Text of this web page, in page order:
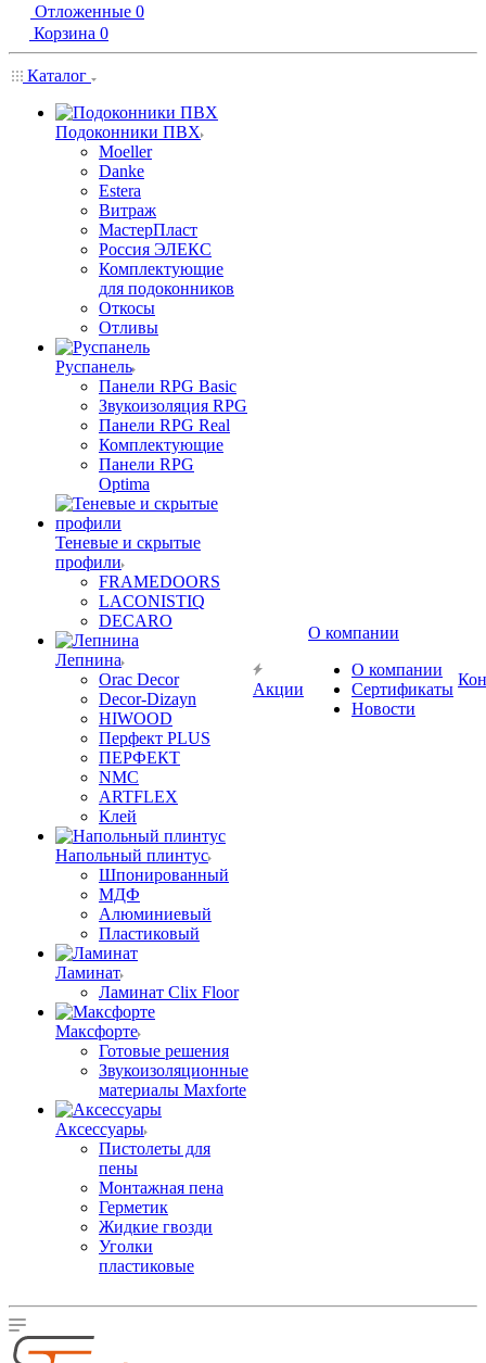
Отложенные 0
Корзина 0
Каталог
Подоконники ПВХ
Moeller
Danke
Estera
Витраж
МастерПласт
Россия ЭЛЕКС
Комплектующие
для подоконников
Откосы
Отливы
Руспанель
Панели RPG Basic
Звукоизоляция RPG
Панели RPG Real
Комплектующие
Панели RPG
Optima
Теневые и скрытые
профили
FRAMEDOORS
LACONISTIQ
DECARO
Лепнина
Orac Decor
Decor-Dizayn
HIWOOD
Перфект PLUS
ПЕРФЕКТ
NMC
ARTFLEX
Клей
Напольный плинтус
Шпонированный
МДФ
Алюминиевый
Пластиковый
Ламинат
Ламинат Clix Floor
Максфорте
Готовые решения
Звукоизоляционные
материалы Maxforte
Аксессуары
Пистолеты для
пены
Монтажная пена
Герметик
Жидкие гвозди
Уголки
пластиковые
Акции
О компании
О компании
Сертификаты
Новости